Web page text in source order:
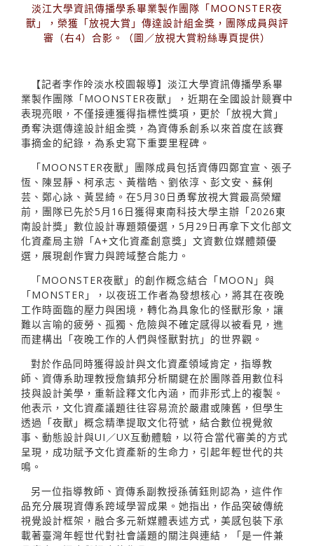
淡江大學資訊傳播學系畢業製作團隊「MOONSTER夜
獸」，榮獲「放視大賞」傳達設計組金獎，團隊成員與評
審（右4）合影。（圖／放視大賞粉絲專頁提供）
【記者李作皊淡水校園報導】淡江大學資訊傳播學系畢
業製作團隊「MOONSTER夜獸」，近期在全國設計競賽中
表現亮眼，不僅接連獲得指標性獎項，更於「放視大賞」
勇奪決選傳達設計組金獎，為資傳系創系以來首度在該賽
事摘金的紀錄，為系史寫下重要里程碑。
「MOONSTER夜獸」團隊成員包括資傳四鄭宜宣、張子
恆、陳昱靜、柯承志、黃楷皓、劉依淳、彭文安、蘇俐
芸、鄭心詠、黃昱綺。在5月30日勇奪放視大賞最高榮耀
前，團隊已先於5月16日獲得東南科技大學主辦「2026東
南設計獎」數位設計專題類優選，5月29日再拿下文化部文
化資產局主辦「A+文化資產創意獎」文資數位媒體類優
選，展現創作實力與跨域整合能力。
「MOONSTER夜獸」的創作概念結合「MOON」與
「MONSTER」，以夜班工作者為發想核心，將其在夜晚
工作時面臨的壓力與困境，轉化為具象化的怪獸形象，讓
難以言喻的疲勞、孤獨、危險與不確定感得以被看見，進
而建構出「夜晚工作的人們與怪獸對抗」的世界觀。
對於作品同時獲得設計與文化資產領域肯定，指導教
師、資傳系助理教授詹鎮邦分析關鍵在於團隊善用數位科
技與設計美學，重新詮釋文化內涵，而非形式上的複製。
他表示，文化資產議題往往容易流於嚴肅或陳舊，但學生
透過「夜獸」概念精準提取文化符號，結合數位視覺敘
事、動態設計與UI／UX互動體驗，以符合當代審美的方式
呈現，成功賦予文化資產新的生命力，引起年輕世代的共
鳴。
另一位指導教師、資傳系副教授孫蒨鈺則認為，這件作
品充分展現資傳系跨域學習成果。她指出，作品突破傳統
視覺設計框架，融合多元新媒體表述方式，美感包裝下承
載著臺灣年輕世代對社會議題的關注與連結，「是一件兼